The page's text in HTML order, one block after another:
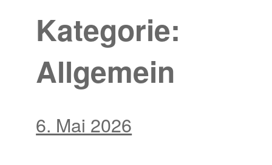
Kategorie:
Allgemein
6. Mai 2026